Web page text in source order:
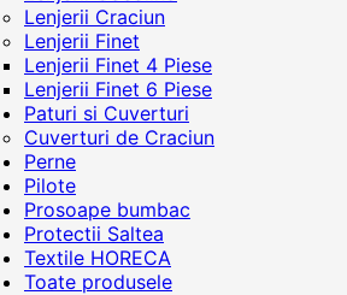
Lenjerii Craciun
Lenjerii Finet
Lenjerii Finet 4 Piese
Lenjerii Finet 6 Piese
Paturi si Cuverturi
Cuverturi de Craciun
Perne
Pilote
Prosoape bumbac
Protectii Saltea
Textile HORECA
Toate produsele